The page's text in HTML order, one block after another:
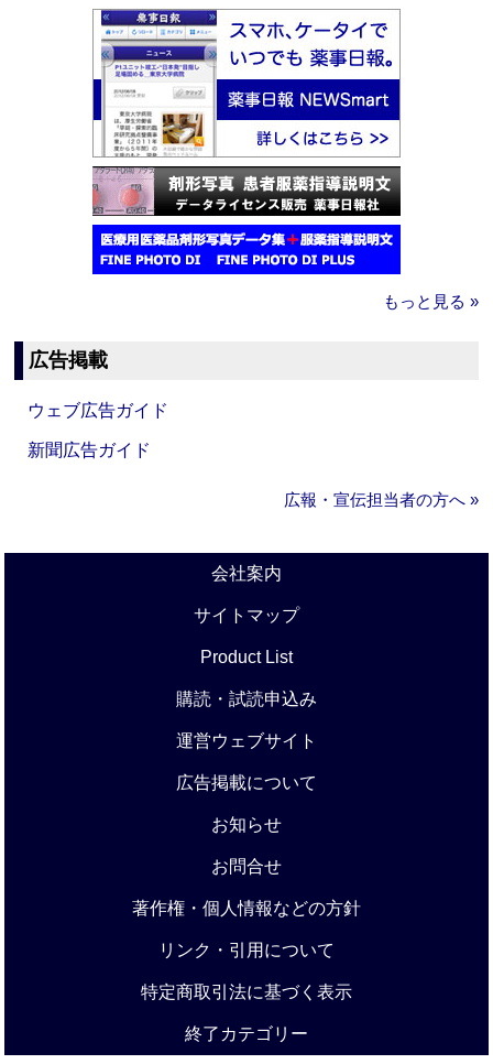
もっと見る »
広告掲載
ウェブ広告ガイド
新聞広告ガイド
広報・宣伝担当者の方へ »
会社案内
サイトマップ
Product List
購読・試読申込み
運営ウェブサイト
広告掲載について
お知らせ
お問合せ
著作権・個人情報などの方針
リンク・引用について
特定商取引法に基づく表示
終了カテゴリー